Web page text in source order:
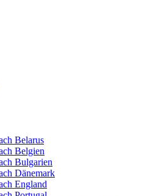
Belarus
Belgien
Bulgarien
Dänemark
England